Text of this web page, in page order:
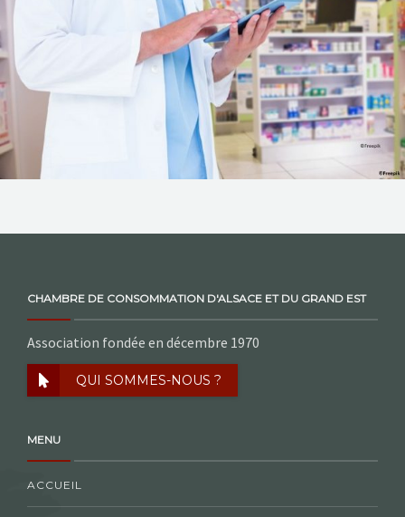
CHAMBRE DE CONSOMMATION D'ALSACE ET DU GRAND EST
Association fondée en décembre 1970
QUI SOMMES-NOUS ?
MENU
ACCUEIL